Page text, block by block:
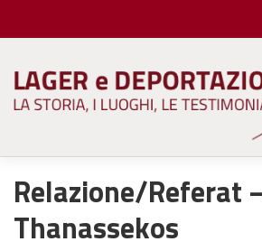
content
Relazione/Referat
Thanassekos